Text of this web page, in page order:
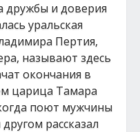
дружбы и доверия
уральская
Пертия,
называют здесь
окончания в
царица Тамара
поют мужчины
рассказал